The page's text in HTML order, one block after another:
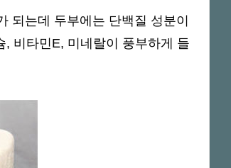
되는데 두부에는 단백질 성분이
비타민E, 미네랄이 풍부하게 들